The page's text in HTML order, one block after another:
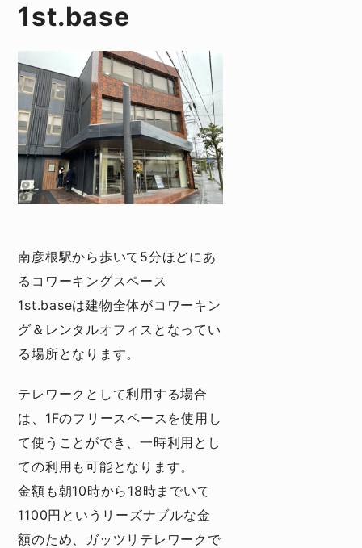
1st.base
南彦根駅から歩いて5分ほどにあ
るコワーキングスペース
1st.baseは建物全体がコワーキン
グ＆レンタルオフィスとなってい
る場所となります。
テレワークとして利用する場合
は、1Fのフリースペースを使用し
て使うことができ、一時利用とし
ての利用も可能となります。
金額も朝10時から18時までいて
1100円というリーズナブルな金
額のため、ガッツリテレワークで